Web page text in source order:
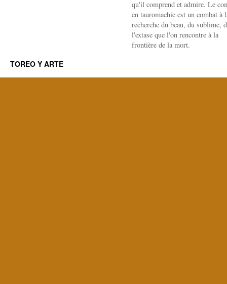
qu'il comprend et admire. Le
en tauromachie est un combat à
recherche du beau, du sublime,
l'extase que l'on rencontre à la
frontière de la mort.
TOREO Y ARTE